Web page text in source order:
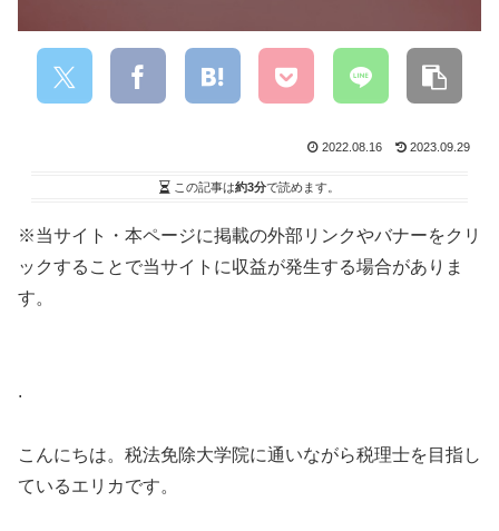
2022.08.16 2023.09.29
この記事は約3分で読めます。
※当サイト・本ページに掲載の外部リンクやバナーをクリ
ックすることで当サイトに収益が発生する場合がありま
す。
.
こんにちは。税法免除大学院に通いながら税理士を目指し
ているエリカです。